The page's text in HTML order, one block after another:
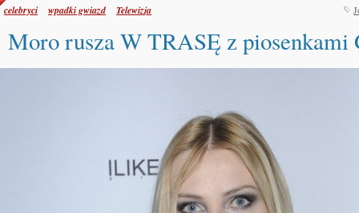
celebryci wpadki gwiazd Telewizja
Moro rusza W TRASĘ z piosenkami